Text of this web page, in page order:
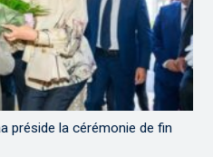
préside la cérémonie de fin